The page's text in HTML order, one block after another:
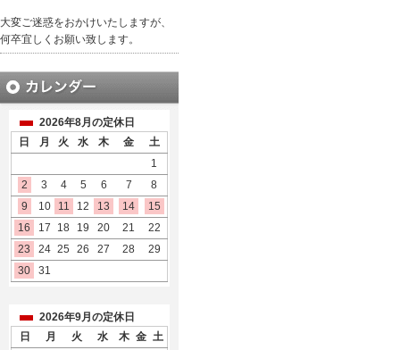
大変ご迷惑をおかけいたしますが、
何卒宜しくお願い致します。
2026年8月の定休日
日
月 火 水 木 金
土
1
2
3 4 5 6 7
8
9
10 11 12 13 14
15
16
17 18 19 20 21
22
23
24 25 26 27 28
29
30
31
2026年9月の定休日
日
月 火 水 木 金 土